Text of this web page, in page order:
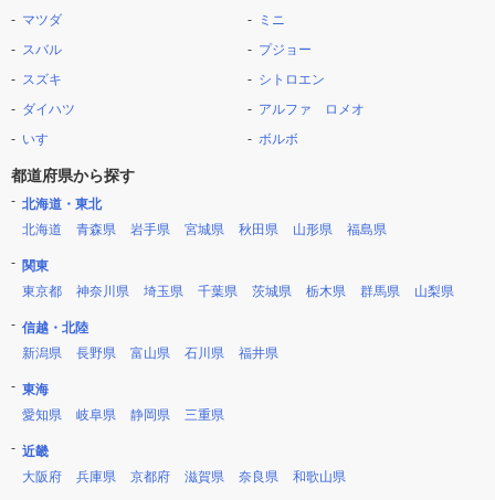
マツダ
スバル
スズキ
ダイハツ
いすゞ
ミニ
プジョー
シトロエン
アルファ ロメオ
ボルボ
都道府県から探す
北海道・東北
北海道
青森県 岩手県 宮城県 秋田県 山形県 福島県
関東
東京都
神奈川県 埼玉県 千葉県 茨城県 栃木県 群馬県 山梨県
信越・北陸
新潟県
長野県 富山県 石川県 福井県
東海
愛知県
岐阜県 静岡県 三重県
近畿
大阪府
兵庫県 京都府 滋賀県 奈良県 和歌山県